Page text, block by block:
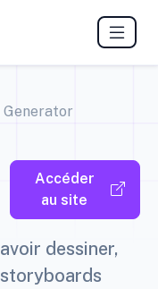
Accéder
au site
dessiner,